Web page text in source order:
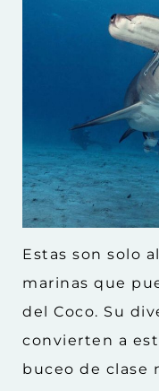
Estas son solo
marinas que
del Coco. Su
convierten a
buceo de clase